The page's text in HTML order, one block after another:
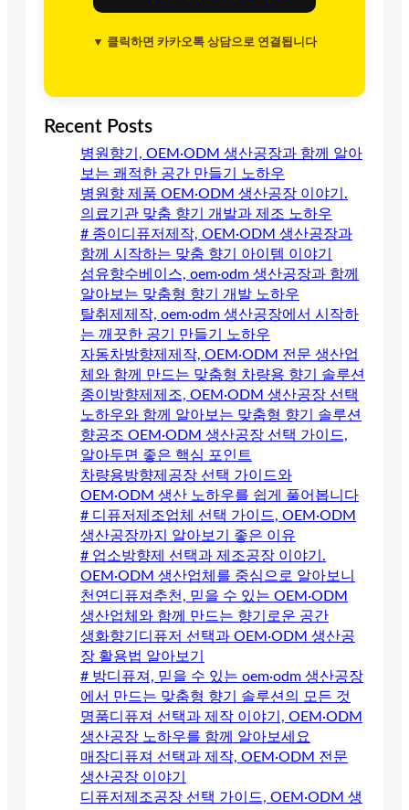
▼ 클릭하면 카카오톡 상담으로 연결됩니다
Recent Posts
병원향기, OEM·ODM 생산공장과 함께 알아
보는 쾌적한 공간 만들기 노하우
병원향 제품 OEM·ODM 생산공장 이야기.
의료기관 맞춤 향기 개발과 제조 노하우
# 종이디퓨저제작, OEM·ODM 생산공장과
함께 시작하는 맞춤 향기 아이템 이야기
섬유향수베이스, oem·odm 생산공장과 함께
알아보는 맞춤형 향기 개발 노하우
탈취제제작, oem·odm 생산공장에서 시작하
는 깨끗한 공기 만들기 노하우
자동차방향제제작, OEM·ODM 전문 생산업
체와 함께 만드는 맞춤형 차량용 향기 솔루션
종이방향제제조, OEM·ODM 생산공장 선택
노하우와 함께 알아보는 맞춤형 향기 솔루션
향공조 OEM·ODM 생산공장 선택 가이드,
알아두면 좋은 핵심 포인트
차량용방향제공장 선택 가이드와
OEM·ODM 생산 노하우를 쉽게 풀어봅니다
# 디퓨저제조업체 선택 가이드, OEM·ODM
생산공장까지 알아보기 좋은 이유
# 업소방향제 선택과 제조공장 이야기.
OEM·ODM 생산업체를 중심으로 알아보니
천연디퓨져추천, 믿을 수 있는 OEM·ODM
생산업체와 함께 만드는 향기로운 공간
생화향기디퓨저 선택과 OEM·ODM 생산공
장 활용법 알아보기
# 방디퓨져, 믿을 수 있는 oem·odm 생산공장
에서 만드는 맞춤형 향기 솔루션의 모든 것
명품디퓨져 선택과 제작 이야기, OEM·ODM
생산공장 노하우를 함께 알아보세요
매장디퓨져 선택과 제작, OEM·ODM 전문
생산공장 이야기
디퓨저제조공장 선택 가이드, OEM·ODM 생